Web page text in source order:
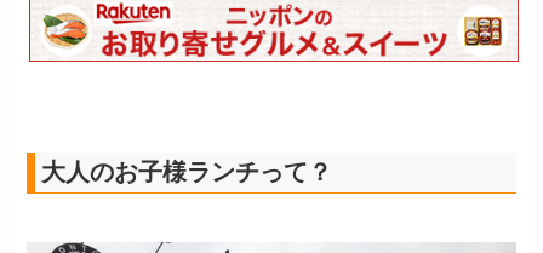
大人のお子様ランチって？